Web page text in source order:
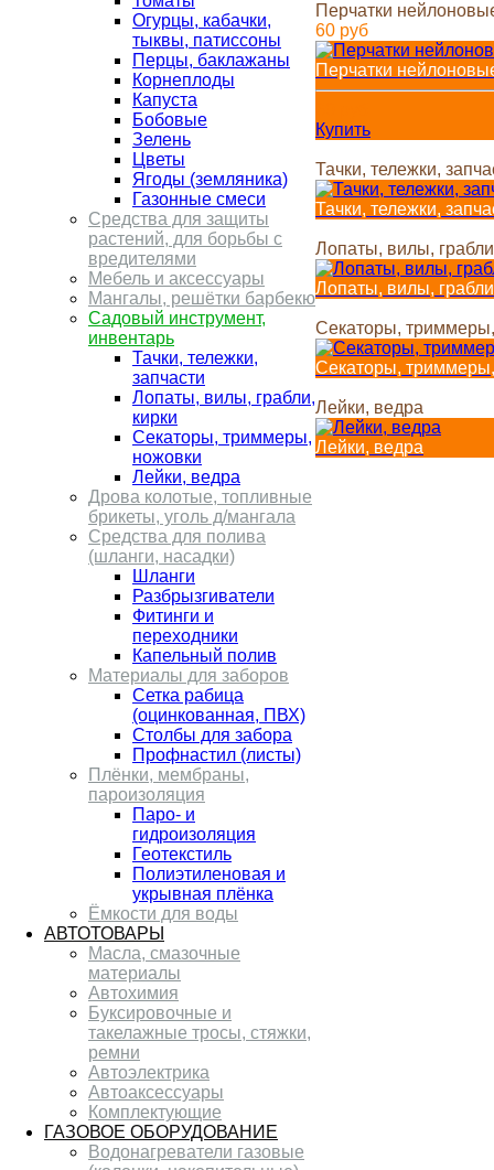
Огурцы, кабачки,
тыквы, патиссоны
Перцы, баклажаны
Корнеплоды
Капуста
Бобовые
Зелень
Цветы
Ягоды (земляника)
Газонные смеси
Средства для защиты
растений, для борьбы с
вредителями
Мебель и аксессуары
Мангалы, решётки барбекю
Садовый инструмент,
инвентарь
Тачки, тележки,
запчасти
Лопаты, вилы, грабли,
кирки
Секаторы, триммеры,
ножовки
Лейки, ведра
Дрова колотые, топливные
брикеты, уголь д/мангала
Средства для полива
(шланги, насадки)
Шланги
Разбрызгиватели
Фитинги и
переходники
Капельный полив
Материалы для заборов
Сетка рабица
(оцинкованная, ПВХ)
Столбы для забора
Профнастил (листы)
Плёнки, мембраны,
пароизоляция
Паро- и
гидроизоляция
Геотекстиль
Полиэтиленовая и
укрывная плёнка
Ёмкости для воды
АВТОТОВАРЫ
Масла, смазочные
материалы
Автохимия
Буксировочные и
такелажные тросы, стяжки,
ремни
Автоэлектрика
Автоаксессуары
Комплектующие
ГАЗОВОЕ ОБОРУДОВАНИЕ
Водонагреватели газовые
Перчатки
60 руб
Перчатки
Купить
Тачки, тележки,
Тачки, тележки,
Лопаты, вилы,
Лопаты, вилы,
Секаторы,
Секаторы,
Лейки, ведра
Лейки, ведра